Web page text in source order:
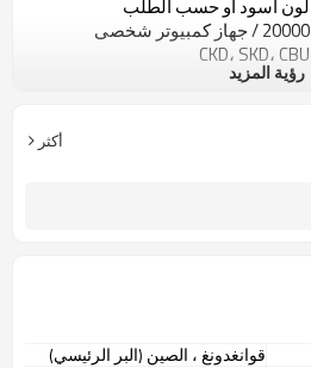
لون أسود أو حسب الطلب
20000 / جهاز كمبيوتر شخصى
CKD، SKD، CBU
20-30 يومًا
رؤية المزيد
أكثر
قوانغدونغ ، الصين (البر الرئيسي)